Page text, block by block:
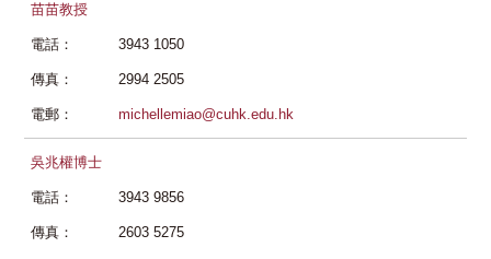
苗苗教授
電話： 3943 1050
傳真： 2994 2505
電郵： michellemiao@cuhk.edu.hk
吳兆權博士
電話： 3943 9856
傳真： 2603 5275